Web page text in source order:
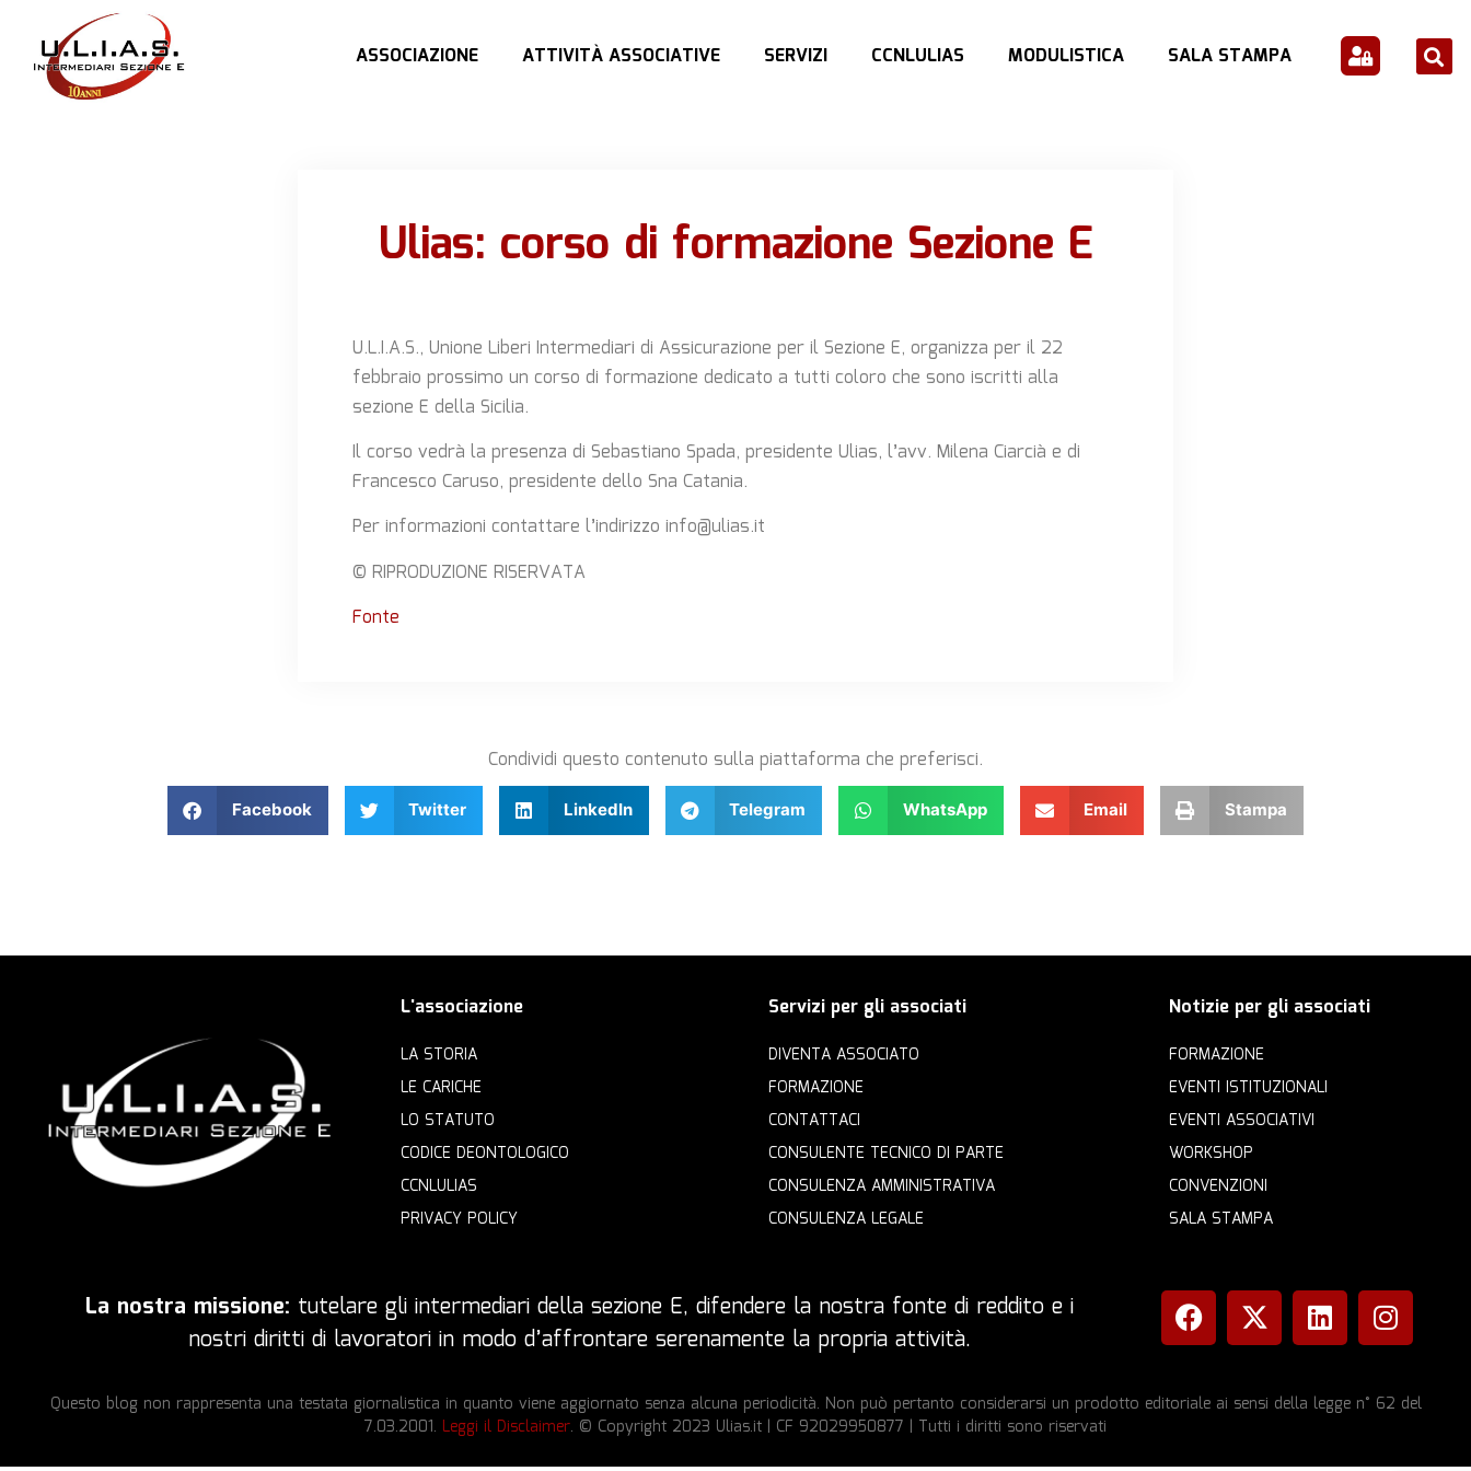
ASSOCIAZIONE ATTIVITÀ ASSOCIATIVE SERVIZI CCNLULIAS MODULISTICA SALA STAMPA
Ulias: corso di formazione Sezione E
U.L.I.A.S., Unione Liberi Intermediari di Assicurazione per il Sezione E, organizza per il 22
febbraio prossimo un corso di formazione dedicato a tutti coloro che sono iscritti alla
sezione E della Sicilia.
Il corso vedrà la presenza di Sebastiano Spada, presidente Ulias, l’avv. Milena Ciarcià e di
Francesco Caruso, presidente dello Sna Catania.
Per informazioni contattare l’indirizzo info@ulias.it
© RIPRODUZIONE RISERVATA
Fonte
Condividi questo contenuto sulla piattaforma che preferisci.
Facebook Twitter LinkedIn Telegram WhatsApp Email Stampa
L'associazione
LA STORIA
LE CARICHE
LO STATUTO
CODICE DEONTOLOGICO
CCNLULIAS
PRIVACY POLICY
Servizi per gli associati
DIVENTA ASSOCIATO
FORMAZIONE
CONTATTACI
CONSULENTE TECNICO DI PARTE
CONSULENZA AMMINISTRATIVA
CONSULENZA LEGALE
Notizie per gli associati
FORMAZIONE
EVENTI ISTITUZIONALI
EVENTI ASSOCIATIVI
WORKSHOP
CONVENZIONI
SALA STAMPA
La nostra missione: tutelare gli intermediari della sezione E, difendere la nostra fonte di reddito e i
nostri diritti di lavoratori in modo d’affrontare serenamente la propria attività.
Questo blog non rappresenta una testata giornalistica in quanto viene aggiornato senza alcuna periodicità. Non può pertanto considerarsi un prodotto editoriale ai sensi della legge n° 62 del
7.03.2001. Leggi il Disclaimer. © Copyright 2023 Ulias.it | CF 92029950877 | Tutti i diritti sono riservati